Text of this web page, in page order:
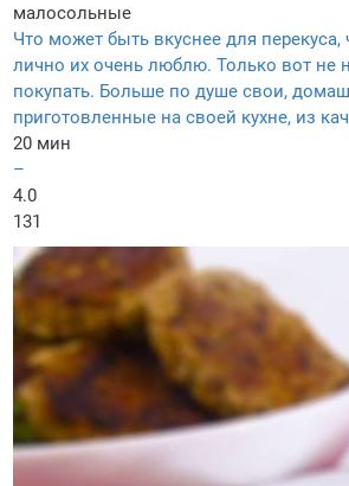
малосольные
Что может быть вкуснее для перекуса,
лично их очень люблю. Только вот не
покупать. Больше по душе свои,
приготовленные на своей кухне, из
20 мин
–
4.0
131